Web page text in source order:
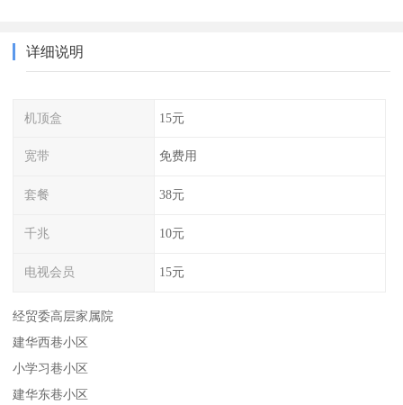
详细说明
机顶盒 15元
宽带 免费用
套餐 38元
千兆 10元
电视会员 15元
经贸委高层家属院
建华西巷小区
小学习巷小区
建华东巷小区